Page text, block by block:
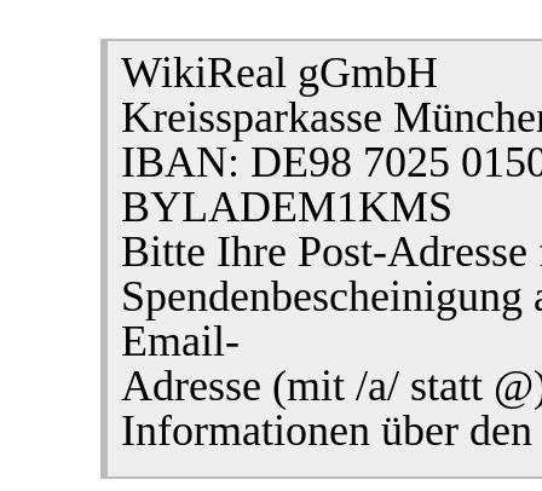
Stuttgart 21/
St.Z.
Kontext
WikiReal gGmbH
Kreissparkasse
IBAN: DE98 7025
BYLADEM1KMS
Bitte Ihre Post-
Email-
Adresse (mit /a/ statt
Informationen über